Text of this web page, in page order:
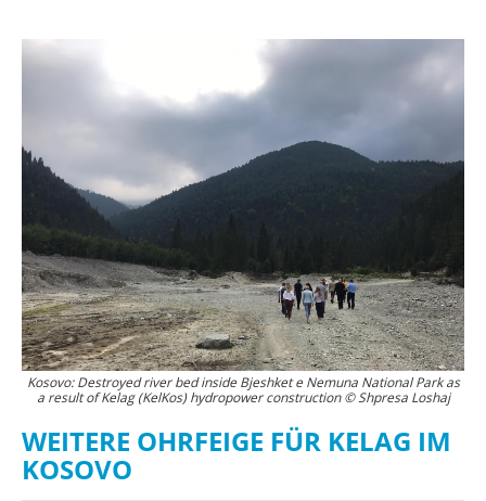
Kosovo: Destroyed river bed inside Bjeshket e Nemuna National Park as
a result of Kelag (KelKos) hydropower construction © Shpresa Loshaj
WEITERE OHRFEIGE FÜR KELAG IM
KOSOVO